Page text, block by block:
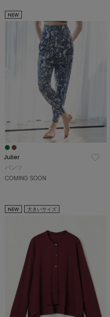
NEW
Julier
パンツ
COMING SOON
NEW 大きいサイズ